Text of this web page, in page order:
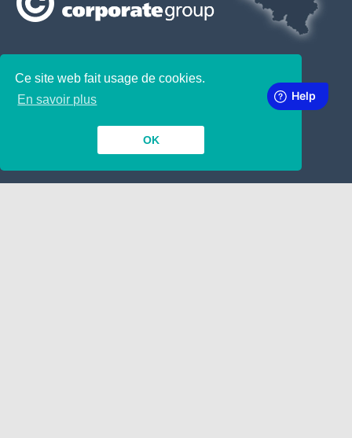
Ce site web fait usage de cookies.
En savoir plus
OK
SUBSCRIBE TO OUR NEWSLETTER